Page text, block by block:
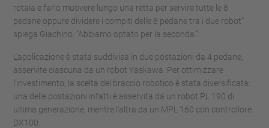
rotaia e farlo muovere lungo una retta per servire tutte le 8
pedane oppure dividere i compiti delle 8 pedane tra i due robot”
spiega Giachino. “Abbiamo optato per la seconda.”
L’applicazione è stata suddivisa in due postazioni da 4 pedane,
asservite ciascuna da un robot Yaskawa. Per ottimizzare
l’investimento, la scelta del braccio robotico è stata diversificata:
una delle postazioni infatti è asservita da un robot PL 190 di
ultima generazione, mentre l'altra da un MPL 160 con controllore
DX100.